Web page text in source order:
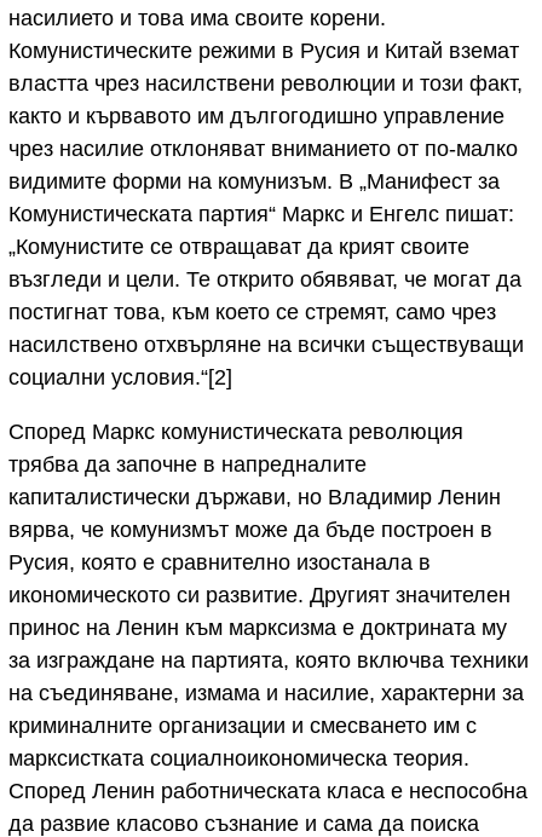
насилието и това има своите корени.
Комунистическите режими в Русия и Китай вземат
властта чрез насилствени революции и този факт,
както и кървавото им дългогодишно управление
чрез насилие отклоняват вниманието от по-малко
видимите форми на комунизъм. В „Манифест за
Комунистическата партия“ Маркс и Енгелс пишат:
„Комунистите се отвращават да крият своите
възгледи и цели. Те открито обявяват, че могат да
постигнат това, към което се стремят, само чрез
насилствено отхвърляне на всички съществуващи
социални условия.“[2]
Според Маркс комунистическата революция
трябва да започне в напредналите
капиталистически държави, но Владимир Ленин
вярва, че комунизмът може да бъде построен в
Русия, която е сравнително изостанала в
икономическото си развитие. Другият значителен
принос на Ленин към марксизма e доктрината му
за изграждане на партията, която включва техники
на съединяване, измама и насилие, характерни за
криминалните организации и смесването им с
марксистката социалноикономическа теория.
Според Ленин работническата класа е неспособна
да развие класово съзнание и сама да поиска